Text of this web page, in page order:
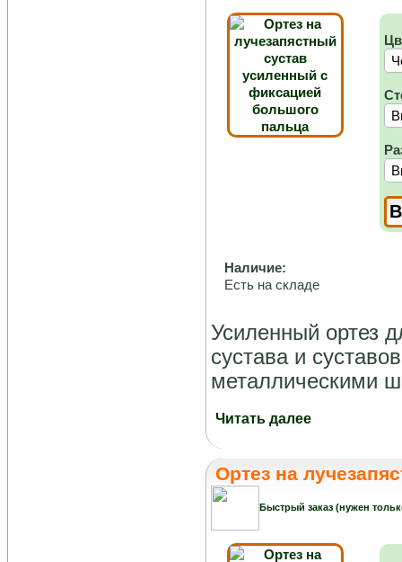
Наличие:
Есть на складе
Усиленный ортез
сустава и
металлическими
Читать далее
Ортез на
Быстрый заказ (нужен